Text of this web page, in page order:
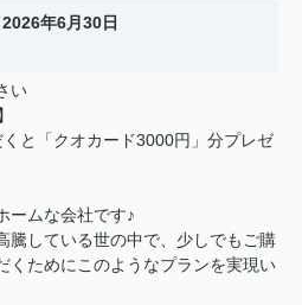
年6月30日
い
と「クオカード3000円」分プレゼ
ームな会社です♪
騰している世の中で、少しでもご購
くためにこのようなプランを実現い